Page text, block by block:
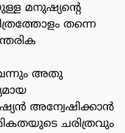
മനുഷ്യന്റെ
തന്നെ
അതു
അന്വേഷിക്കാന്‍
ചരിത്രവും